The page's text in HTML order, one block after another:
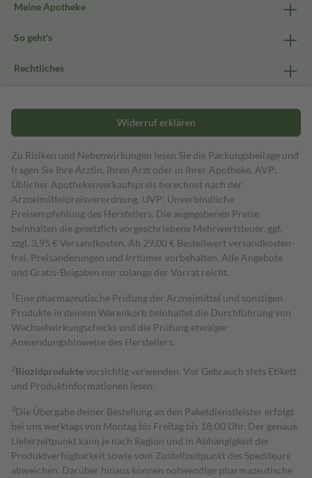
Meine Apotheke
So geht's
Rechtliches
Widerruf erklären
Zu Risiken und Nebenwirkungen lesen Sie die Packungsbeilage und
fragen Sie Ihre Ärztin, Ihren Arzt oder in Ihrer Apotheke. AVP:
Üblicher Apothekenverkaufspreis berechnet nach der
Arzneimittelpreisverordnung. UVP: Unverbindliche
Preisempfehlung des Herstellers. Die angegebenen Preise
beinhalten die gesetzlich vorgeschriebene Mehrwertsteuer, ggf.
zzgl. 3,95 € Versandkosten. Ab 29,00 € Bestell­wert versand­kosten­
frei. Preisänderungen und Irrtümer vorbehalten. Alle Angebote
und Gratis-Beigaben nur solange der Vorrat reicht.
1 Eine pharmazeutische Prüfung der Arzneimittel und sonstigen
Produkte in deinem Warenkorb beinhaltet die Durchführung von
Wechselwirkungschecks und die Prüfung etwaiger
Anwendungshinweise des Herstellers.
2Biozidproduktevorsichtig verwenden. Vor Gebrauch stets Etikett
und Produktinformationen lesen.
3Die Übergabe deiner Bestellung an den Paketdienstleister erfolgt
bei uns werktags von Montag bis Freitag bis 18:00 Uhr. Der genaue
Lieferzeitpunkt kann je nach Region und in Abhängigkeit der
Produktverfügbarkeit sowie vom Zustellzeitpunkt des Spediteurs
abweichen. Darüber hinaus können notwendige pharmazeutische